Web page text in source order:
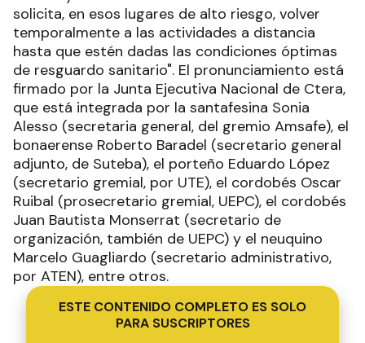
solicita, en esos lugares de alto riesgo, volver
temporalmente a las actividades a distancia
hasta que estén dadas las condiciones óptimas
de resguardo sanitario". El pronunciamiento está
firmado por la Junta Ejecutiva Nacional de Ctera,
que está integrada por la santafesina Sonia
Alesso (secretaria general, del gremio Amsafe), el
bonaerense Roberto Baradel (secretario general
adjunto, de Suteba), el porteño Eduardo López
(secretario gremial, por UTE), el cordobés Oscar
Ruibal (prosecretario gremial, UEPC), el cordobés
Juan Bautista Monserrat (secretario de
organización, también de UEPC) y el neuquino
Marcelo Guagliardo (secretario administrativo,
por ATEN), entre otros.
ESTE CONTENIDO COMPLETO ES SOLO
PARA SUSCRIPTORES